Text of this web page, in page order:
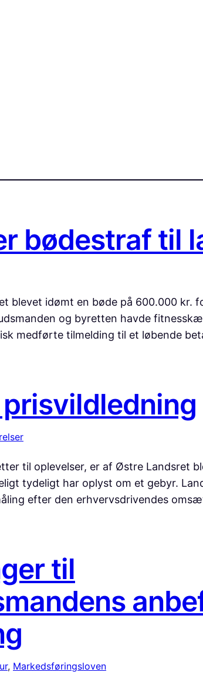
bødestraf til
blevet idømt en bøde på 600.000 kr.
og byretten havde
medførte tilmelding til et løbende
til oplevelser, er af Østre Landsret
tydeligt har oplyst om et gebyr.
efter den erhvervsdrivendes
til
, Markedsføringsloven